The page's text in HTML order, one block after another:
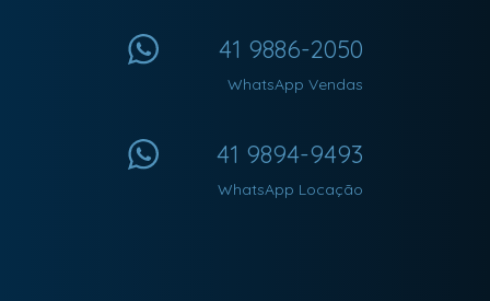
41 9886-2050
WhatsApp Vendas
41 9894-9493
WhatsApp Locação